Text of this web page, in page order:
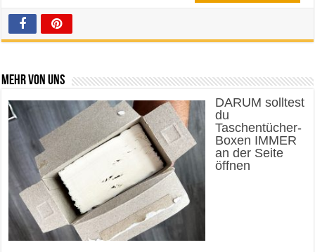
Mehr von uns
DARUM solltest
du
Taschentücher-
Boxen IMMER
an der Seite
öffnen